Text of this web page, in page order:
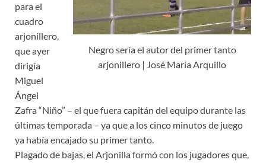
Negro sería el autor del primer tanto
arjonillero | José María Arquillo
para el
cuadro
arjonillero,
que ayer
dirigía
Miguel
Ángel
Zafra “Niño” – el que fuera capitán del equipo durante las
últimas temporada – ya que a los cinco minutos de juego
ya había encajado su primer tanto.
Plagado de bajas, el Arjonilla formó con los jugadores que,